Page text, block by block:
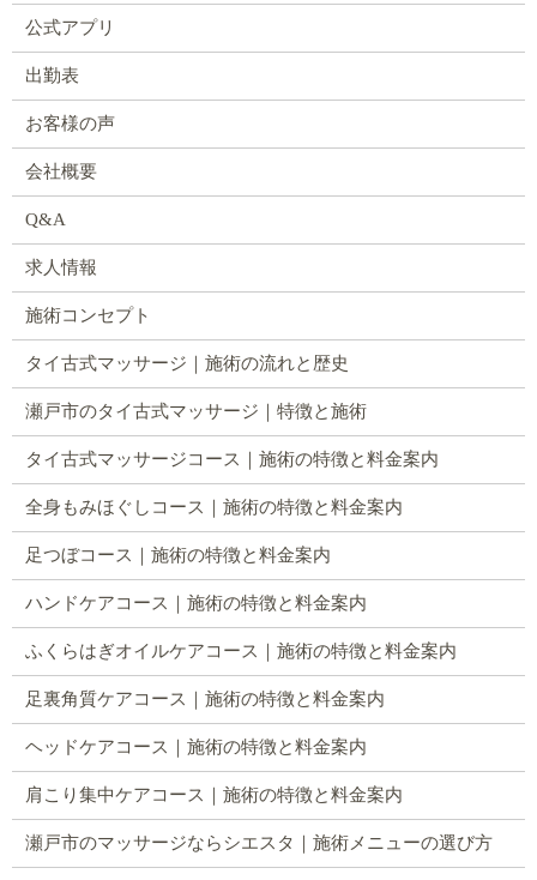
公式アプリ
出勤表
お客様の声
会社概要
Q&A
求人情報
施術コンセプト
タイ古式マッサージ｜施術の流れと歴史
瀬戸市のタイ古式マッサージ｜特徴と施術
タイ古式マッサージコース｜施術の特徴と料金案内
全身もみほぐしコース｜施術の特徴と料金案内
足つぼコース｜施術の特徴と料金案内
ハンドケアコース｜施術の特徴と料金案内
ふくらはぎオイルケアコース｜施術の特徴と料金案内
足裏角質ケアコース｜施術の特徴と料金案内
ヘッドケアコース｜施術の特徴と料金案内
肩こり集中ケアコース｜施術の特徴と料金案内
瀬戸市のマッサージならシエスタ｜施術メニューの選び方